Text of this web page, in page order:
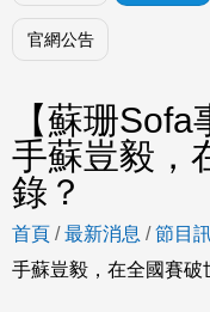
官網公告
【蘇珊
手蘇豈毅，
錄？
首頁 /最新消息 /節目
手蘇豈毅，在全國賽破